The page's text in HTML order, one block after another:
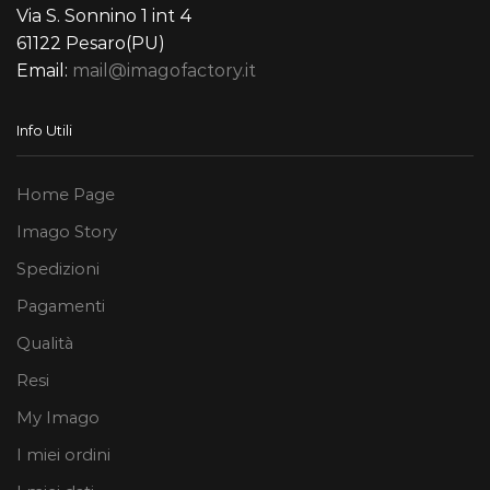
Via S. Sonnino 1 int 4
61122 Pesaro(PU)
Email: mail@imagofactory.it
Info Utili
Home Page
Imago Story
Spedizioni
Pagamenti
Qualità
Resi
My Imago
I miei ordini